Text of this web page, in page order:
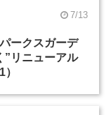
7/13
ークスガーデ
”リニューアル